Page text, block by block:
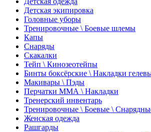
Детская экипировка
Головные уборы
Тренировочные \ Боевые шлемы
Капы
Снаряды
Скакалки
Тейп \ Кинозеотейпы
Бинты боксёрские \ Накладки
Макивары \ Пэды
Перчатки ММА \ Накладки
Тренерский инвентарь
Тренировочные \ Боевые \
Женская одежда
Рашгарды